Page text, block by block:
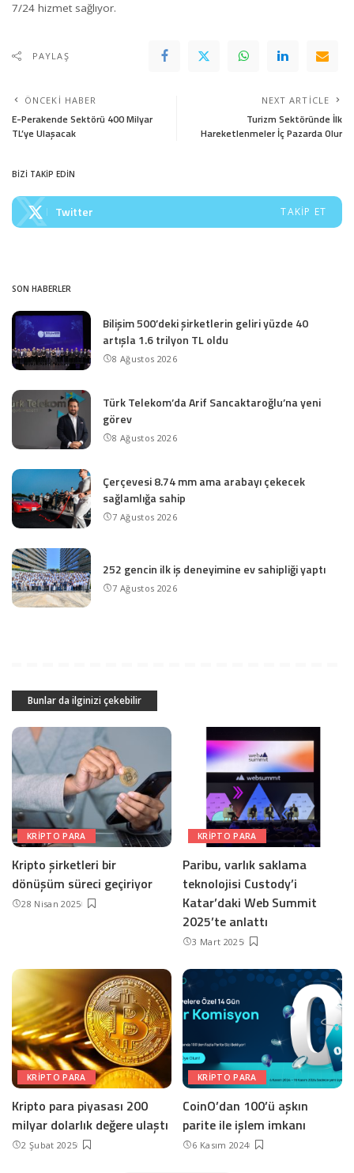
7/24 hizmet sağlıyor.
PAYLAŞ
ÖNCEKI HABER
E-Perakende Sektörü 400 Milyar
TL’ye Ulaşacak
NEXT ARTICLE
Turizm Sektöründe İlk
Hareketlenmeler İç Pazarda Olur
BİZİ TAKİP EDİN
Twitter TAKIP ET
SON HABERLER
Bilişim 500’deki şirketlerin geliri yüzde 40
artışla 1.6 trilyon TL oldu
8 Ağustos 2026
Türk Telekom’da Arif Sancaktaroğlu’na yeni
görev
8 Ağustos 2026
Çerçevesi 8.74 mm ama arabayı çekecek
sağlamlığa sahip
7 Ağustos 2026
252 gencin ilk iş deneyimine ev sahipliği yaptı
7 Ağustos 2026
Bunlar da ilginizi çekebilir
KRIPTO PARA
Kripto şirketleri bir
dönüşüm süreci geçiriyor
28 Nisan 2025
KRIPTO PARA
Paribu, varlık saklama
teknolojisi Custody’i
Katar’daki Web Summit
2025’te anlattı
3 Mart 2025
KRIPTO PARA
Kripto para piyasası 200
milyar dolarlık değere ulaştı
2 Şubat 2025
KRIPTO PARA
CoinO’dan 100’ü aşkın
parite ile işlem imkanı
6 Kasım 2024